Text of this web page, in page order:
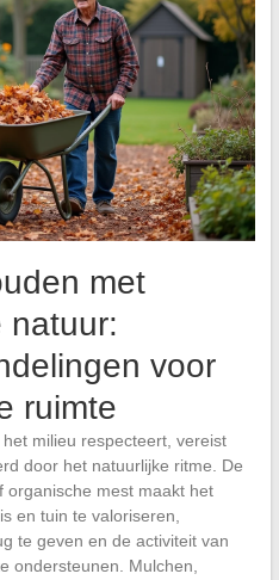
met
natuur:
voor
ruimte
milieu respecteert, vereist
door het natuurlijke ritme. De
organische mest maakt het
en tuin te valoriseren,
te geven en de activiteit van
ondersteunen. Mulchen,